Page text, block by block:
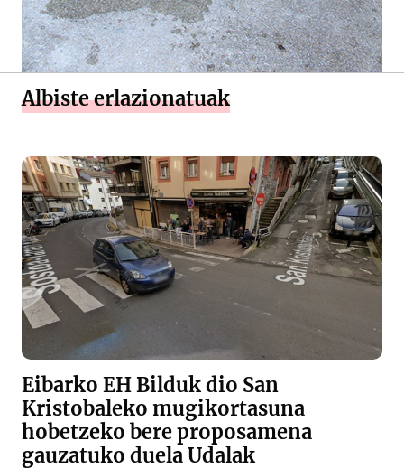
Albiste erlazionatuak
Eibarko EH Bilduk dio San
Kristobaleko mugikortasuna
hobetzeko bere proposamena
gauzatuko duela Udalak